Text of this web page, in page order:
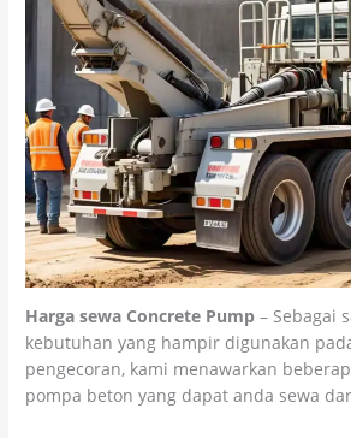
Harga sewa Concrete Pump – Sebagai
kebutuhan yang hampir digunakan
pengecoran, kami menawarkan
pompa beton yang dapat anda sewa